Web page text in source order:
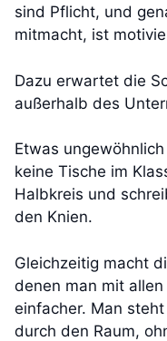
sind Pflicht, und
mitmacht, ist
Dazu erwartet die
außerhalb des
Etwas
keine Tische im
Halbkreis und
den Knien.
Gleichzeitig macht
denen man mit
einfacher. Man
durch den Raum,